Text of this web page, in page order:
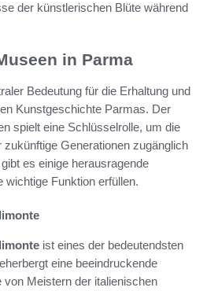
der künstlerischen Blüte während
in Parma
Bedeutung für die Erhaltung und
Kunstgeschichte Parmas. Der
spielt eine Schlüsselrolle, um die
zukünftige Generationen zugänglich
es einige herausragende
wichtige Funktion erfüllen.
ist eines der bedeutendsten
eine beeindruckende
von Meistern der italienischen